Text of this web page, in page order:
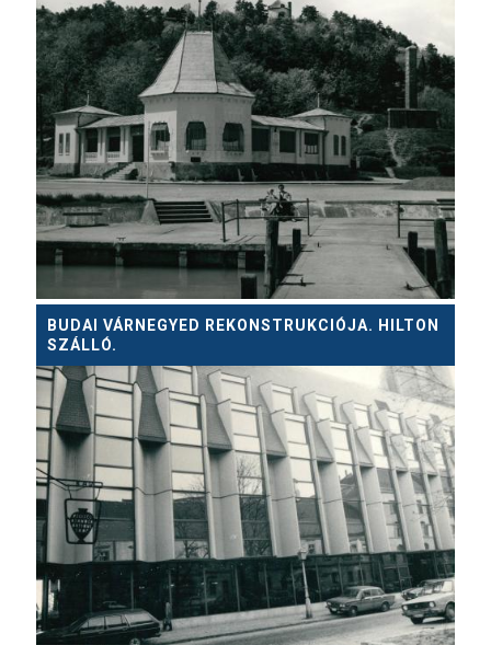
BUDAI VÁRNEGYED REKONSTRUKCIÓJA. HILTON
SZÁLLÓ.